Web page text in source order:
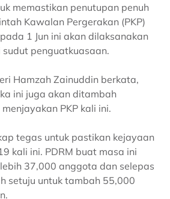
memastikan penutupan penuh
Kawalan Pergerakan (PKP)
1 Jun ini akan dilaksanakan
penguatkuasaan.
Hamzah Zainuddin berkata,
ini juga akan ditambah
PKP kali ini.
tegas untuk pastikan kejayaan
kali ini. PDRM buat masa ini
37,000 anggota dan selepas
setuju untuk tambah 55,000